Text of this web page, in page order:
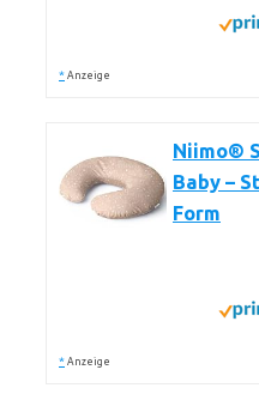
* Anzeige
Niimo®
Baby –
Form
* Anzeige